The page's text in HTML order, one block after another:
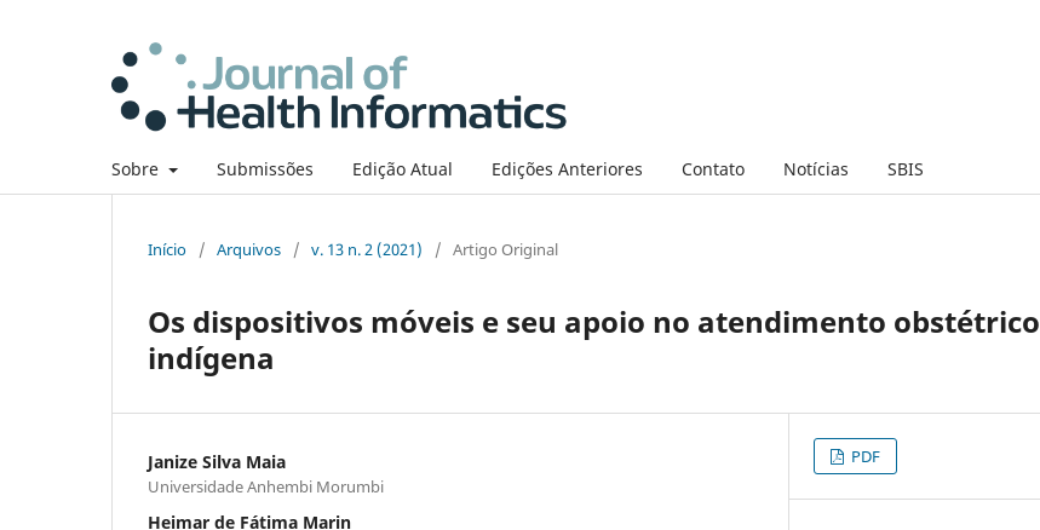
Sobre Submissões Edição Atual Edições Anteriores Contato Notícias SBIS
Início / Arquivos / v. 13 n. 2 (2021) / Artigo Original
Os dispositivos móveis e seu apoio no atendimento obstétrico
indígena
Janize Silva Maia
Universidade Anhembi Morumbi
Heimar de Fátima Marin
PDF